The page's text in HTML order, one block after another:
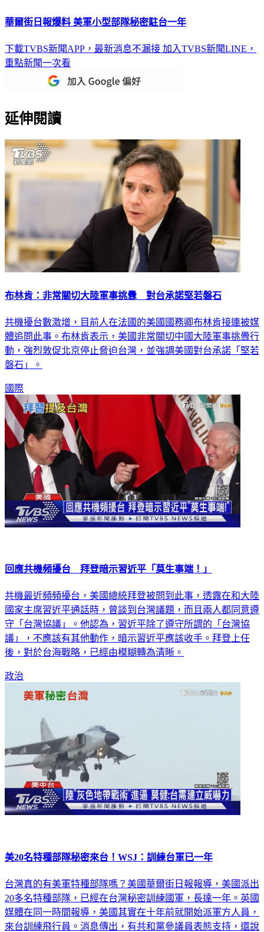
華爾街日報爆料 美軍小型部隊秘密駐台一年
下載TVBS新聞APP，最新消息不漏接 加入TVBS新聞LINE，
重點新聞一次看
延伸閱讀
布林肯：非常關切大陸軍事挑釁 對台承諾堅若磐石
共機擾台數激增，目前人在法國的美國國務卿布林肯接連被媒
體追問此事。布林肯表示，美國非常關切中國大陸軍事挑釁行
動，強烈敦促北京停止脅迫台灣，並強調美國對台承諾「堅若
磐石」。
國際
回應共機頻擾台 拜登暗示習近平「莫生事端！」
共機最近頻頻擾台，美國總統拜登被問到此事，透露在和大陸
國家主席習近平通話時，曾談到台灣議題，而且兩人都同意遵
守「台灣協議」。他認為，習近平除了遵守所謂的「台灣協
議」，不應該有其他動作，暗示習近平應該收手。拜登上任
後，對於台海戰略，已經由模糊轉為清晰。
政治
美20名特種部隊秘密來台！WSJ：訓練台軍已一年
台灣真的有美軍特種部隊嗎？美國華爾街日報報導，美國派出
20多名特種部隊，已經在台灣秘密訓練國軍，長達一年。英國
媒體在同一時間報導，美國其實在十年前就開始派軍方人員，
來台訓練飛行員。消息傳出，有共和黨參議員表態支持，還說